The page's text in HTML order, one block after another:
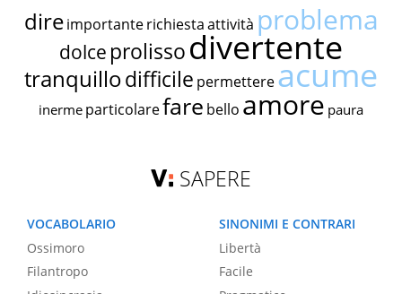
dire importante richiestaattività problema
dolce prolissodivertente
tranquillodifficile permettereacume
inerme particolarefare bello amore paura
SAPERE
VOCABOLARIO
Ossimoro
Filantropo
SINONIMI E CONTRARI
Libertà
Facile